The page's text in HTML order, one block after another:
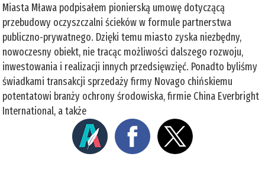
Miasta Mława podpisałem pionierską umowę dotyczącą
przebudowy oczyszczalni ścieków w formule partnerstwa
publiczno-prywatnego. Dzięki temu miasto zyska niezbędny,
nowoczesny obiekt, nie tracąc możliwości dalszego rozwoju,
inwestowania i realizacji innych przedsięwzięć. Ponadto byliśmy
świadkami transakcji sprzedaży firmy Novago chińskiemu
potentatowi branży ochrony środowiska, firmie China Everbright
International, a także